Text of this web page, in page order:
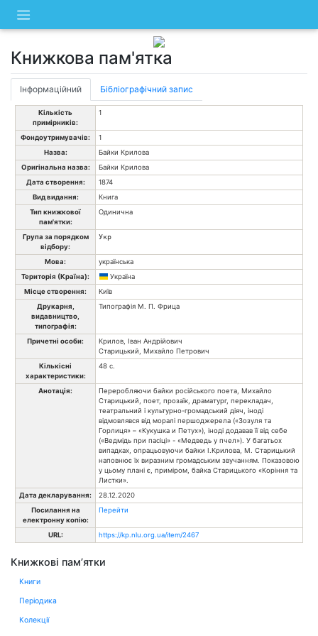
content
Книжкова пам'ятка
Інформаційний Бібліографічний запис
Кількість
примірників:
1
Фондоутримувачів:
1
Назва:
Байки Крилова
Оригінальна назва:
Байки Крилова
Дата створення:
1874
Вид видання:
Книга
Тип книжкової
пам'ятки:
Одинична
Група за порядком
відбору:
Укр
Мова:
українська
Територія (Країна):
Україна
Місце створення:
Київ
Друкарня,
видавництво,
типографія:
Типографія М. П. Фрица
Причетні особи:
Крилов, Іван Андрійович
Старицький, Михайло Петрович
Кількісні
характеристики:
48 с.
Анотація:
Переробляючи байки російського поета, Михайло
Старицький, поет, прозаїк, драматург, перекладач,
театральний і культурно-громадський діяч, іноді
відмовлявся від моралі першоджерела («Зозуля та
Горлиця» – «Кукушка и Петух»), іноді додавав її від себе
(«Ведмідь при пасіці» - «Медведь у пчел»). У багатьох
випадках, опрацьовуючи байки І.Крилова, М. Старицький
наповнює їх виразним громадським звучанням. Показовою
у цьому плані є, приміром, байка Старицького «Коріння та
Листки».
Дата декларування:
28.12.2020
Посилання на
електронну копію:
Перейти
URL: https://kp.nlu.org.ua/item/2467
Книжкові пам’ятки
Книги
Періодика
Колекції